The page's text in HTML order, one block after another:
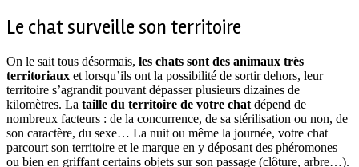
Le chat surveille son territoire
On le sait tous désormais, les chats sont des animaux très
territoriaux et lorsqu’ils ont la possibilité de sortir dehors, leur
territoire s’agrandit pouvant dépasser plusieurs dizaines de
kilomètres. La taille du territoire de votre chatdépend de
nombreux facteurs : de la concurrence, de sa stérilisation ou non, de
son caractère, du sexe… La nuit ou même la journée, votre chat
parcourt son territoire et le marque en y déposant des phéromones
ou bien en griffant certains objets sur son passage (clôture, arbre…).